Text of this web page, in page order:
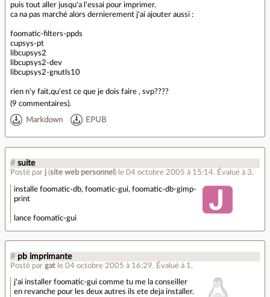
puis tout aller jusqu'a l'essai pour imprimer.
ca na pas marché alors dernierement j'ai ajouter aussi :
foomatic-filters-ppds
cupsys-pt
libcupsys2
libcupsys2-dev
libcupsys2-gnutls10
rien n'y fait,qu'est ce que je dois faire , svp????
(9 commentaires).
Markdown EPUB
# suite
Posté par j (site web personnel ) le 04 octobre 2005 à 15:14. Évalué à 3.
installe foomatic-db, foomatic-gui, foomatic-db-gimp-
print
lance foomatic-gui
# pb imprimante
Posté par gat le 04 octobre 2005 à 16:29. Évalué à 1 .
j'ai installer foomatic-gui comme tu me la conseiller
en revanche pour les deux autres ils ete deja installer.